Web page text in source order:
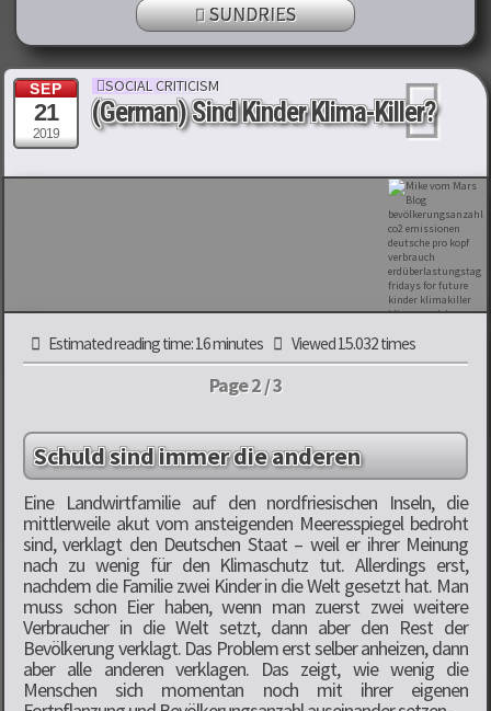
SUNDRIES
SEP
21
2019
SOCIAL CRITICISM
(German) Sind Kinder Klima-Killer?
Estimated reading time: 16 minutes Viewed 15.032 times
Page 2 / 3
Schuld sind immer die anderen
Eine Landwirtfamilie auf den nordfriesischen Inseln, die
mittlerweile akut vom ansteigenden Meeresspiegel bedroht
sind, verklagt den Deutschen Staat – weil er ihrer Meinung
nach zu wenig für den Klimaschutz tut. Allerdings erst,
nachdem die Familie zwei Kinder in die Welt gesetzt hat. Man
muss schon Eier haben, wenn man zuerst zwei weitere
Verbraucher in die Welt setzt, dann aber den Rest der
Bevölkerung verklagt. Das Problem erst selber anheizen, dann
aber alle anderen verklagen. Das zeigt, wie wenig die
Menschen sich momentan noch mit ihrer eigenen